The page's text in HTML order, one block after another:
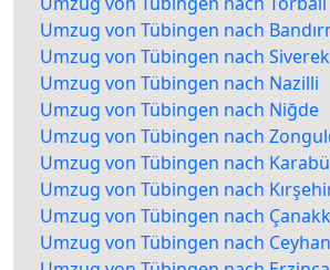
Umzug von Tübingen nach
Umzug von Tübingen nach Siverek
Umzug von Tübingen nach Nazilli
Umzug von Tübingen nach Niğde
Umzug von Tübingen nach
Umzug von Tübingen nach
Umzug von Tübingen nach
Umzug von Tübingen nach
Umzug von Tübingen nach Ceyhan